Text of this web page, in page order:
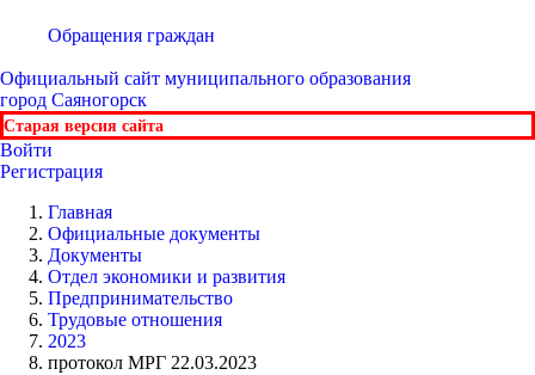
Обращения граждан
Официальный сайт муниципального образования
город Саяногорск
Старая версия сайта
Войти
Регистрация
Главная
Официальные документы
Документы
Отдел экономики и развития
Предпринимательство
Трудовые отношения
2023
протокол МРГ 22.03.2023